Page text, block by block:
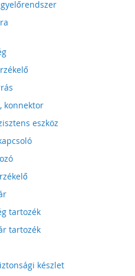
konnektor
eszköz
tartozék
tartozék
készlet